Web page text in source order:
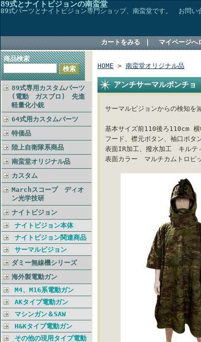
89式とナイトビジョンの南蛮堂
89式パーツとナイトビジョン専門ショップ、南蛮堂です。
カートをみる マイページへ
商品検索
89式専用カスタムパーツ
(電動 ガスブロ) 先進
軽量化小銃
64式用カスタムパーツ
特価品
陸上自衛隊系商品
南蛮堂オリジナル品
カスタム
Marchスコープ ディオ
ン光学技研
ナイトビジョン
ナイトビジョン本体
ナイトビジョン関連商品
サーマルビジョン
ダミー無線機シリーズ
海外製電動ガン
M4、M16系電動ガン
AKタイプ電動ガン
マシンガン＆SAW
H&Kタイプ電動ガン
その他の現用タイプ電動
HOME > 南蛮堂オリジナル品
アンチサーマルポンチョ
サーマルビジョンからの検知を
基本サイズ前110後ろ110cm
フード、襟元ボタン、袖口ボタン
表面IR加工、撥水加工 キルテ
表面カラー マルチカムトロピ